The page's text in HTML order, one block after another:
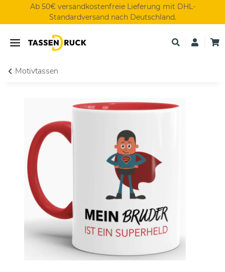
Ab 50€ versandkostenfreie Lieferung mit DHL-
Standardversand nach Deutschland.
Motivtassen